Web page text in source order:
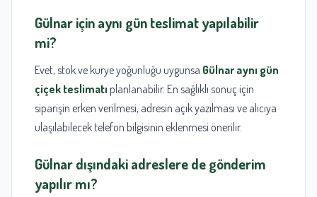
Gülnariçin aynı gün teslimat yapılabilir
mi?
Evet, stok ve kurye yoğunluğu uygunsa Gülnar aynı gün
çiçek teslimatı planlanabilir. En sağlıklı sonuç için
siparişin erken verilmesi, adresin açık yazılması ve alıcıya
ulaşılabilecek telefon bilgisinin eklenmesi önerilir.
Gülnardışındaki adreslere de gönderim
yapılır mı?